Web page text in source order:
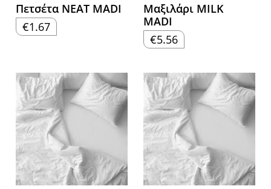
Πετσέτα NEAT MADI
€1.67
Μαξιλάρι MILK
MADI
€5.56